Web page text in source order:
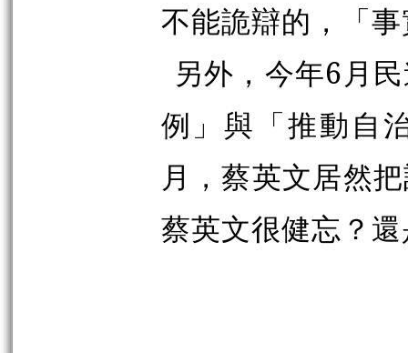
不能詭辯的，「
另外，今年6月
例」與「推動自
月，蔡英文居然
蔡英文很健忘？